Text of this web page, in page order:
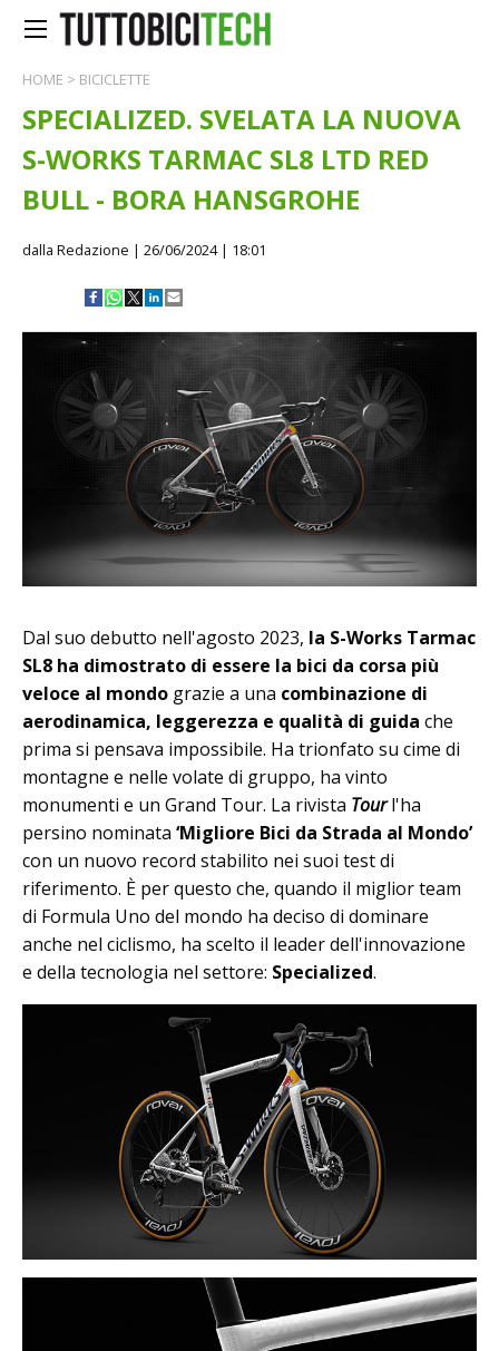
HOME > BICICLETTE
SPECIALIZED. SVELATA LA NUOVA
S-WORKS TARMAC SL8 LTD RED
BULL - BORA HANSGROHE
dalla Redazione | 26/06/2024 | 18:01
Dal suo debutto nell'agosto 2023, la S-Works Tarmac
SL8 ha dimostrato di essere la bici da corsa più
veloce al mondo grazie a una combinazione di
aerodinamica, leggerezza e qualità di guida che
prima si pensava impossibile. Ha trionfato su cime di
montagne e nelle volate di gruppo, ha vinto
monumenti e un Grand Tour. La rivista Tourl'ha
persino nominata ‘Migliore Bici da Strada al Mondo’
con un nuovo record stabilito nei suoi test di
riferimento. È per questo che, quando il miglior team
di Formula Uno del mondo ha deciso di dominare
anche nel ciclismo, ha scelto il leader dell'innovazione
e della tecnologia nel settore: Specialized.